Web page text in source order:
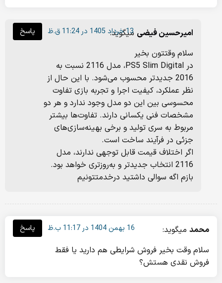
امیرحسین فیضی میگوید:
سلام وقتتون بخیر
در PS5 Slim Digital، مدل 2116 نسبت به
2016 جدیدتر محسوب می‌شود. با این حال از
نظر عملکرد، کیفیت اجرا و تجربه بازی تفاوت
محسوسی بین این دو مدل وجود ندارد و هر دو
مشخصات فنی یکسانی دارند. تفاوت‌ها بیشتر
مربوط به سری تولید و برخی بهینه‌سازی‌های
جزئی در فرآیند ساخت است.
اگر اختلاف قیمت قابل توجهی ندارند، مدل
2116 انتخاب جدیدتر و به‌روزتری خواهد بود.
بازم اگه سوالی داشتید درخدمتتونیم
13 خرداد 1405 در 11:24 ق.ظ پاسخ
محمد میگوید:
سلام وقت بخیر فروش شرایطی هم دارید یا فقط
فروش نقدی هستش؟
16 بهمن 1404 در 11:17 ب.ظ پاسخ